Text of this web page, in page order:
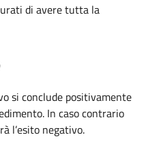
di avere tutta la
si conclude positivamente
In caso contrario
l’esito negativo.